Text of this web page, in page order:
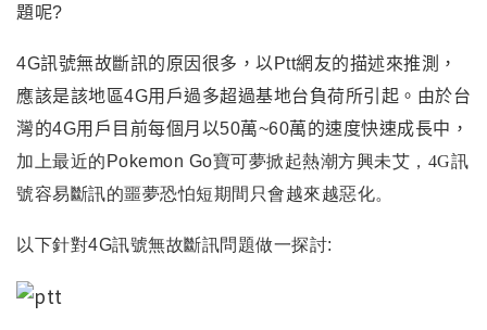
題呢?
4G訊號無故斷訊的原因很多 ， 以Ptt網友的描述來推測 ，
應該是該地區4G用戶過多超過基地台負荷所引起。由於台
灣的4G用戶目前每個月以50萬~60萬的速度快速成長中 ，
加上最近的Pokemon Go寶可夢掀起熱潮方興未艾 ，4G訊
號容易斷訊的噩夢恐怕短期間只會越來越惡化。
以下針對4G訊號無故斷訊問題做一探討: